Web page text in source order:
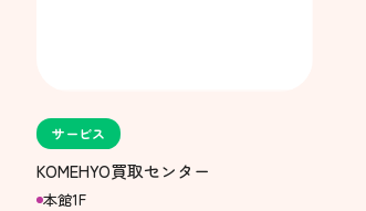
サービス
KOMEHYO買取センター
本館1F